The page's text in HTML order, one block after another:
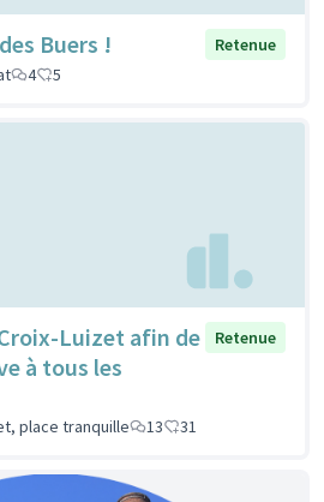
Buers !
Retenue
4 5
Luizet afin de
à tous les
Retenue
place tranquille 13 31